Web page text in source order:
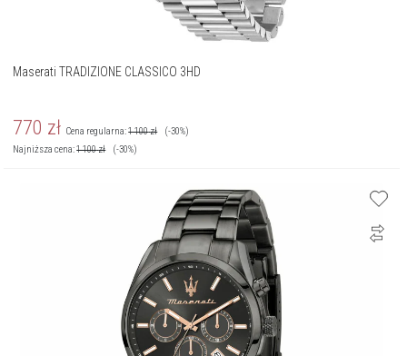
Maserati TRADIZIONE CLASSICO 3HD
770 zł Cena regularna:1 100zł
(-30%)
Najniższa cena:1 100zł (-30%)